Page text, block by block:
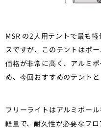
MSR の2人用テントで最も
スですが、このテントはポ
価格が非常に高く、アルミ
め、今回おすすめのテントと
フリーライトはアルミポー
軽量で、耐久性が必要なフ